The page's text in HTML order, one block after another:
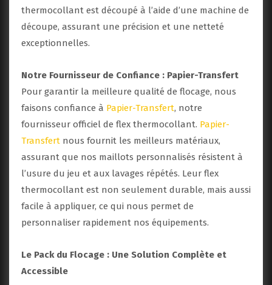
thermocollant est découpé à l’aide d’une machine de
découpe, assurant une précision et une netteté
exceptionnelles.
Notre Fournisseur de Confiance : Papier-Transfert
Pour garantir la meilleure qualité de flocage, nous
faisons confiance à Papier-Transfert, notre
fournisseur officiel de flex thermocollant. Papier-
Transfert nous fournit les meilleurs matériaux,
assurant que nos maillots personnalisés résistent à
l’usure du jeu et aux lavages répétés. Leur flex
thermocollant est non seulement durable, mais aussi
facile à appliquer, ce qui nous permet de
personnaliser rapidement nos équipements.
Le Pack du Flocage : Une Solution Complète et
Accessible